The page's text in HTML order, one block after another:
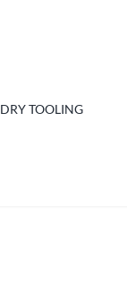
DRY TOOLING